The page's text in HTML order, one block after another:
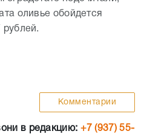
оливье обойдется
рублей.
Комментарии
в редакцию: +7 (937) 55-